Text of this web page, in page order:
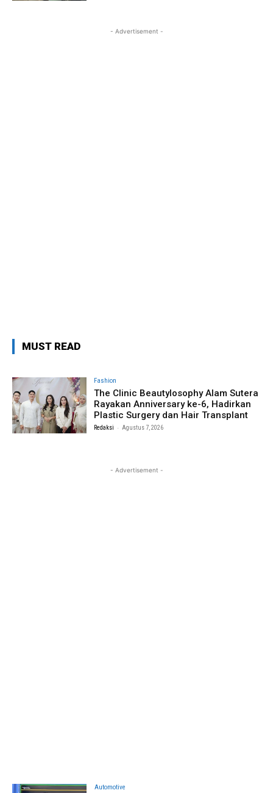
- Advertisement -
MUST READ
Fashion
The Clinic Beautylosophy Alam Sutera
Rayakan Anniversary ke-6, Hadirkan
Plastic Surgery dan Hair Transplant
Redaksi - Agustus 7, 2026
- Advertisement -
Automotive